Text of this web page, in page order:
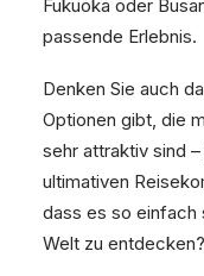
Fukuoka oder
passende Erlebnis.
Denken Sie auch
Optionen gibt, die
sehr attraktiv sind
ultimativen
dass es so einfach
Welt zu entdecken?